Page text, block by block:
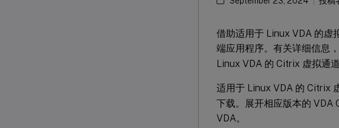
借助适用于 Linux VDA 的虚
端应用程序。有关详细信息
Linux VDA 的 Citrix 虚拟通道
适用于 Linux VDA 的 Citrix
下载。展开相应版本的
VDA。